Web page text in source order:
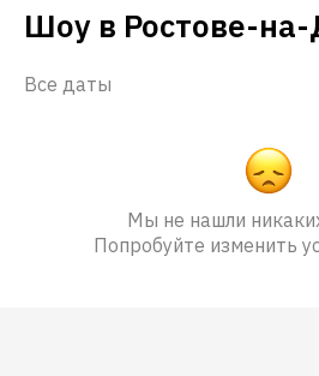
Шоу в Ростове-
Все даты
Мы не нашли
Попробуйте изменить